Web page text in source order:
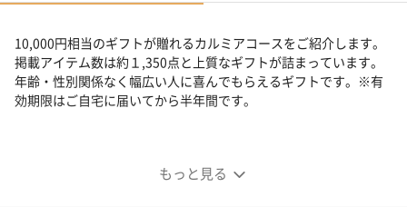
もっと見る
10,000円相当のギフトが贈れるカルミアコースをご紹介します。
掲載アイテム数は約１,350点と上質なギフトが詰まっています。
年齢・性別関係なく幅広い人に喜んでもらえるギフトです。※有
効期限はご自宅に届いてから半年間です。